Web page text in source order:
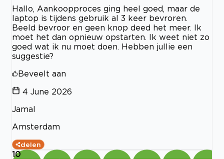
Hallo, Aankoopproces ging heel goed, maar de
laptop is tijdens gebruik al 3 keer bevroren.
Beeld bevroor en geen knop deed het meer. Ik
moet het dan opnieuw opstarten. Ik weet niet zo
goed wat ik nu moet doen. Hebben jullie een
suggestie?
Beveelt aan
4 June 2026
Jamal
Amsterdam
delen
10